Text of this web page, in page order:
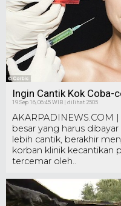
Ingin Cantik Kok Coba-
19 Sep 16, 06:45 WIB | dilihat 2505
AKARPADINEWS.COM
besar yang harus
lebih cantik, berakhir
korban klinik kecantikan
tercemar oleh..